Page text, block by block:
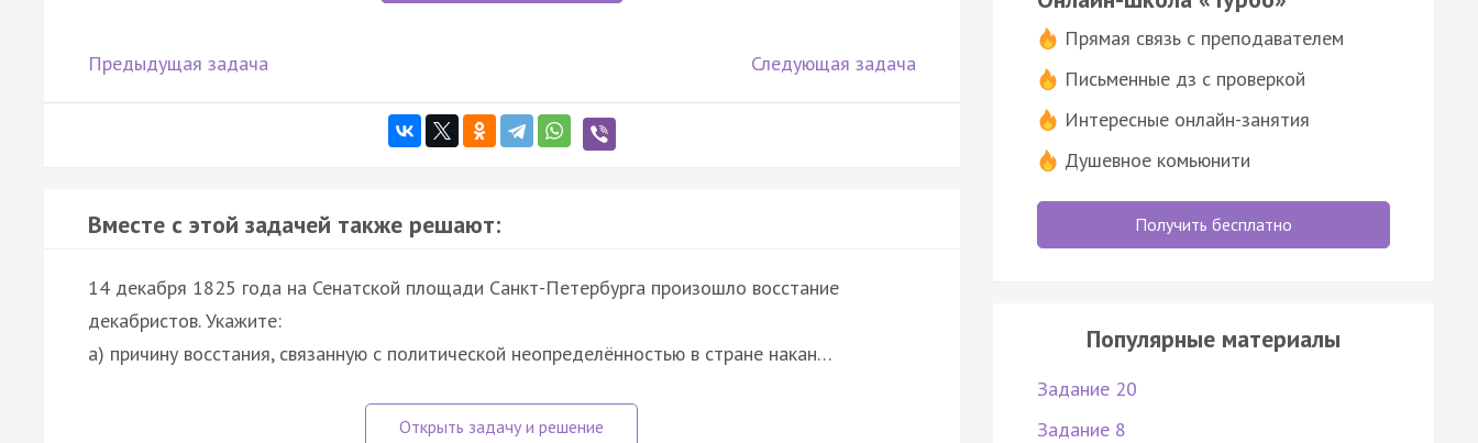
Предыдущая задача Следующая задача
Вместе с этой задачей также решают:
14 декабря 1825 года на Сенатской площади Санкт-Петербурга произошло восстание
декабристов. Укажите:
а) причину восстания, связанную с политической неопределённостью в стране накан…
Прямая связь с преподавателем
Письменные дз с проверкой
Интересные онлайн-занятия
Душевное комьюнити
Получить бесплатно
Популярные материалы
Задание 20
Задание 8